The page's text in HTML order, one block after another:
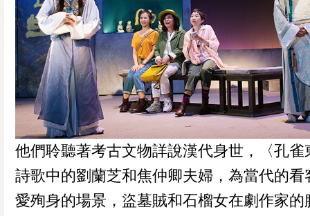
他們聆聽著考古文物詳說漢代身世，〈孔雀
詩歌中的劉蘭芝和焦仲卿夫婦，為當代的看
愛殉身的場景，盜墓賊和石榴女在劇作家的